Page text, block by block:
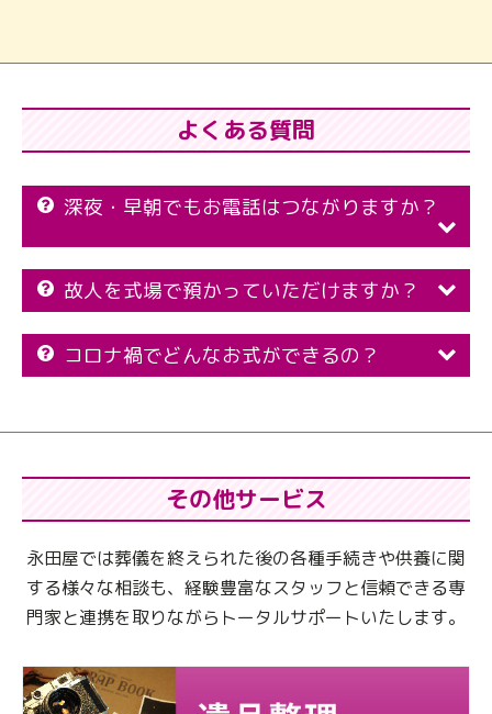
よくある質問
深夜・早朝でもお電話はつながりますか？
故人を式場で預かっていただけますか？
コロナ禍でどんなお式ができるの？
その他サービス
永田屋では葬儀を終えられた後の各種手続きや供養に関
する様々な相談も、 経験豊富なスタッフと信頼できる専
門家と連携を取りながらトータルサポートいたします。